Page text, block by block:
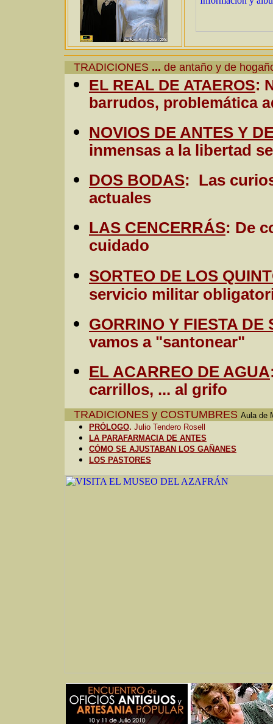
TRADICIONES ... de antaño y de
EL REAL DE ATAEROS:
barrudos, problemática
NOVIOS DE ANTES Y
inmensas a la libertad
DOS BODAS: Las
actuales
LAS CENCERRÁS: De
cuidado
SORTEO DE LOS
servicio militar
GORRINO Y FIESTA DE
vamos a "santonear"
EL ACARREO DE AGUA
carrillos, ... al grifo
TRADICIONES y COSTUMBRES Aula de
PRÓLOGO. Julio Tendero Rosell
LA PARAFARMACIA DE ANTES
CÓMO SE AJUSTABAN LOS GAÑANES
LOS PASTORES